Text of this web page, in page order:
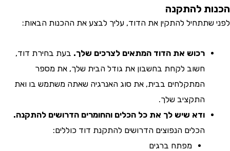
להתקנה
להתקין את הדוד, עליך לבצע את ההכנות הבאות:
רכוש את הדוד המתאים לצרכים שלך.בעת בחירת דוד,
חשוב לקחת בחשבון את גודל הבית שלך, את מספר
המתקלחים בבית, את סוג האנרגיה שאתה משתמש בו ואת
התקציב שלך.
ודא שיש לך את כל הכלים והחומרים הדרושים להתקנה.
הכלים הנפוצים הדרושים להתקנת דוד כוללים:
מפתח ברגים